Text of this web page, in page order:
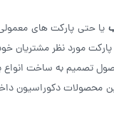
یا حتی پارکت های
مورد نظر مشتریان
تصمیم به ساخت
محصولات دکوراسیون